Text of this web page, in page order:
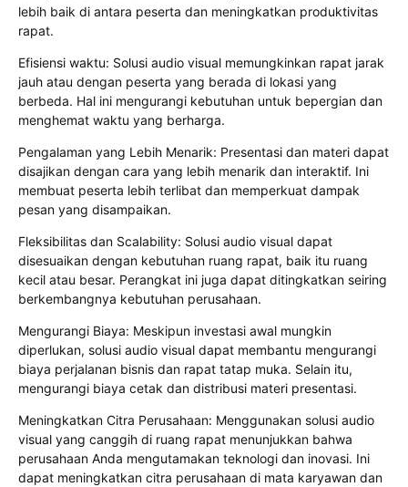
lebih baik di antara peserta dan meningkatkan produktivitas
rapat.
Efisiensi waktu: Solusi audio visual memungkinkan rapat jarak
jauh atau dengan peserta yang berada di lokasi yang
berbeda. Hal ini mengurangi kebutuhan untuk bepergian dan
menghemat waktu yang berharga.
Pengalaman yang Lebih Menarik: Presentasi dan materi dapat
disajikan dengan cara yang lebih menarik dan interaktif. Ini
membuat peserta lebih terlibat dan memperkuat dampak
pesan yang disampaikan.
Fleksibilitas dan Scalability: Solusi audio visual dapat
disesuaikan dengan kebutuhan ruang rapat, baik itu ruang
kecil atau besar. Perangkat ini juga dapat ditingkatkan seiring
berkembangnya kebutuhan perusahaan.
Mengurangi Biaya: Meskipun investasi awal mungkin
diperlukan, solusi audio visual dapat membantu mengurangi
biaya perjalanan bisnis dan rapat tatap muka. Selain itu,
mengurangi biaya cetak dan distribusi materi presentasi.
Meningkatkan Citra Perusahaan: Menggunakan solusi audio
visual yang canggih di ruang rapat menunjukkan bahwa
perusahaan Anda mengutamakan teknologi dan inovasi. Ini
dapat meningkatkan citra perusahaan di mata karyawan dan